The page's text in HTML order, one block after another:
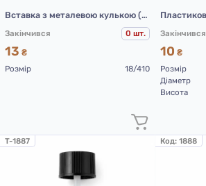
Вставка з металевою кулькою (чорна)
Закінчився 0 шт.
13 ₴
Розмір
18/410
Закінчився
10 ₴
Розмір
Діаметр
Висота
T-1887 Код: 1888